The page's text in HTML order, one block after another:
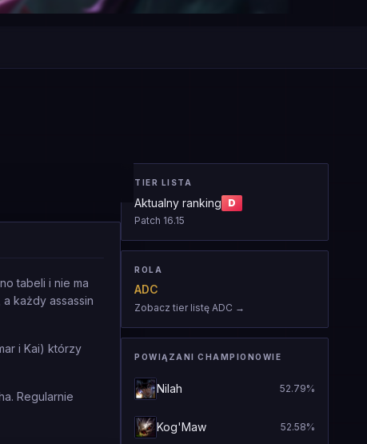
tabeli i nie ma
każdy assassin
i Kai) którzy
Regularnie
TIER LISTA
Aktualny ranking
D
Patch 16.15
ROLA
ADC
Zobacz tier listę ADC →
POWIĄZANI CHAMPIONOWIE
Nilah 52.79%
Kog'Maw 52.58%